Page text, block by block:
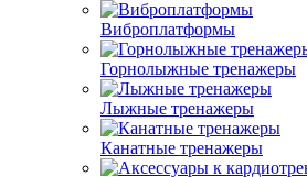
Виброплатформы
Горнолыжные тренажеры
Лыжные тренажеры
Канатные тренажеры